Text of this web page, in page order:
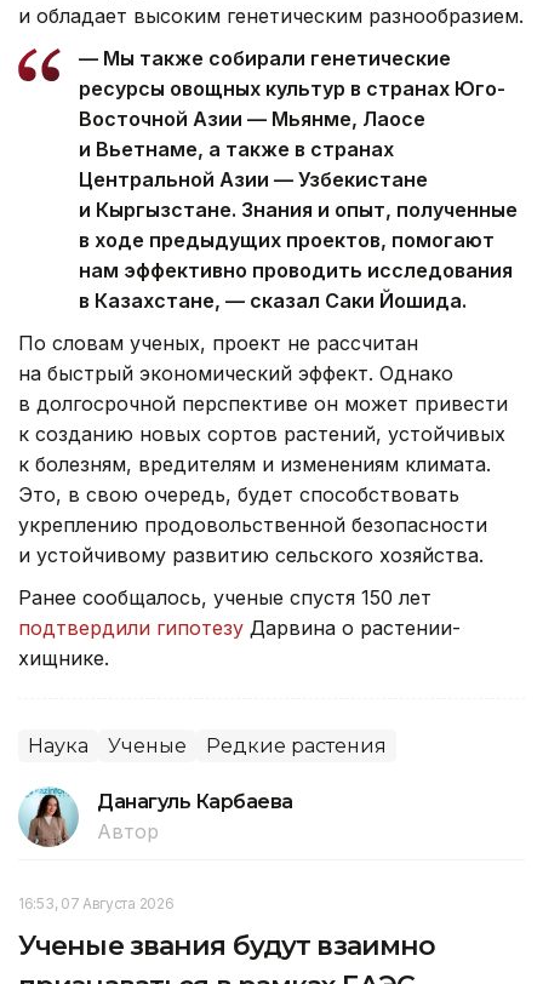
и обладает высоким генетическим разнообразием.
— Мы также собирали генетические
ресурсы овощных культур в странах Юго-
Восточной Азии — Мьянме, Лаосе
и Вьетнаме, а также в странах
Центральной Азии — Узбекистане
и Кыргызстане. Знания и опыт, полученные
в ходе предыдущих проектов, помогают
нам эффективно проводить исследования
в Казахстане, — сказал Саки Йошида.
По словам ученых, проект не рассчитан
на быстрый экономический эффект. Однако
в долгосрочной перспективе он может привести
к созданию новых сортов растений, устойчивых
к болезням, вредителям и изменениям климата.
Это, в свою очередь, будет способствовать
укреплению продовольственной безопасности
и устойчивому развитию сельского хозяйства.
Ранее сообщалось, ученые спустя 150 лет
подтвердили гипотезу Дарвина о растении-
хищнике.
Наука Ученые Редкие растения
Данагуль Карбаева
Автор
16:53, 07 Августа 2026
Ученые звания будут взаимно